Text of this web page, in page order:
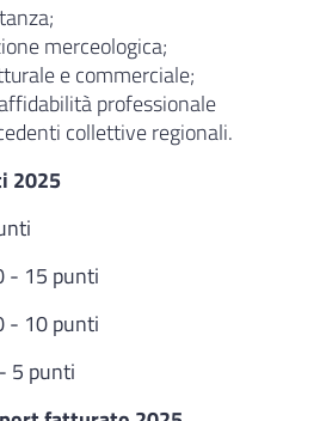
merceologica;
e commerciale;
professionale
collettive regionali.
2025
- 15 punti
- 10 punti
5 punti